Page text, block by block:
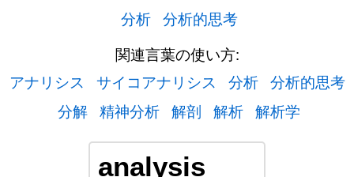
分析 分析的思考
関連言葉の使い方:
アナリシス
サイコアナリシス 分析 分析的思考
分解 精神分析 解剖 解析 解析学